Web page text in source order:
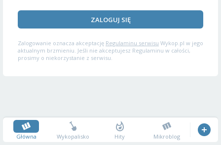
ZALOGUJ SIĘ
Zalogowanie oznacza akceptację Regulaminu serwisu Wykop.pl w jego
aktualnym brzmieniu. Jeśli nie akceptujesz Regulaminu w całości,
prosimy o niekorzystanie z serwisu.
Główna Wykopalisko Hity Mikroblog